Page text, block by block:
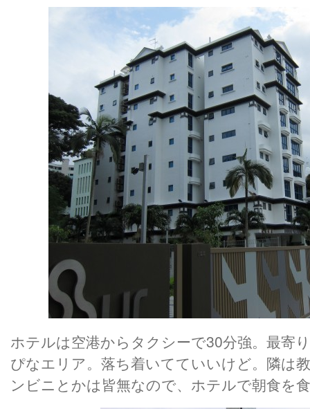
ホテルは空港からタクシーで30分強。最寄
ぴなエリア。落ち着いてていいけど。隣は
ンビニとかは皆無なので、ホテルで朝食を